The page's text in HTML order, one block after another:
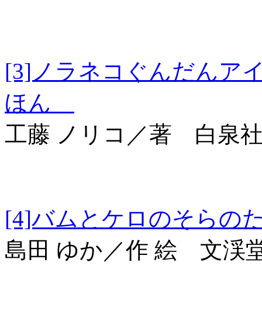
[3]ノラネコぐんだん
ほん
工藤 ノリコ／著 白泉
[4]バムとケロの
島田 ゆか／作 絵 文渓